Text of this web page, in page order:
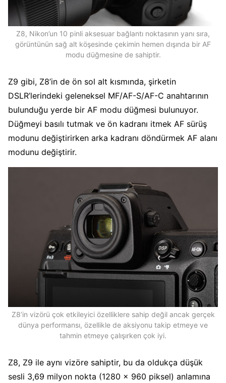
Z8, Nikon’un 10 pinli aksesuar bağlantı noktasının yanı sıra,
görüntünün sağ alt köşesinde çekimin hemen dışında bir AF
modu düğmesine de sahiptir.
Z9 gibi, Z8’in de ön sol alt kısmında, şirketin
DSLR’lerindeki geleneksel MF/AF-S/AF-C anahtarının
bulunduğu yerde bir AF modu düğmesi bulunuyor.
Düğmeyi basılı tutmak ve ön kadranı itmek AF sürüş
modunu değiştirirken arka kadranı döndürmek AF alanı
modunu değiştirir.
Z8’in vizörü çok etkileyici özelliklere sahip değil ancak gerçek
dünya performansı, özellikle de aksiyonu takip etmeye ve
tahmin etmeye çalışırken çok iyi.
Z8, Z9 ile aynı vizöre sahiptir, bu da oldukça düşük
sesli 3,69 milyon nokta (1280 x 960 piksel) anlamına